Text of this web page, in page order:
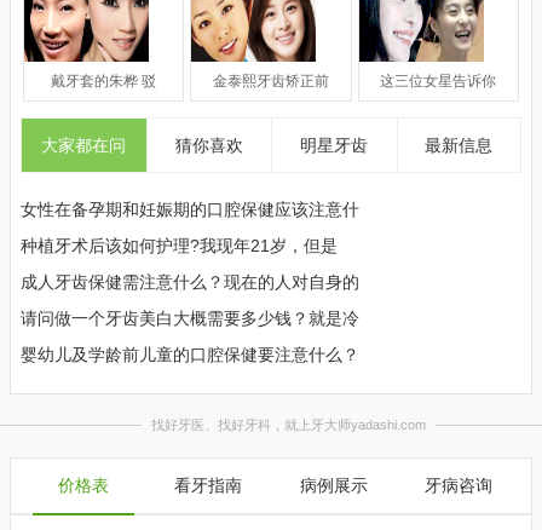
戴牙套的朱桦 驳 金泰熙牙齿矫正前 这三位女星告诉你
大家都在问 猜你喜欢 明星牙齿 最新信息
女性在备孕期和妊娠期的口腔保健应该注意什
种植牙术后该如何护理?我现年21岁，但是
成人牙齿保健需注意什么？现在的人对自身的
请问做一个牙齿美白大概需要多少钱？就是冷
婴幼儿及学龄前儿童的口腔保健要注意什么？
价格表 看牙指南 病例展示 牙病咨询